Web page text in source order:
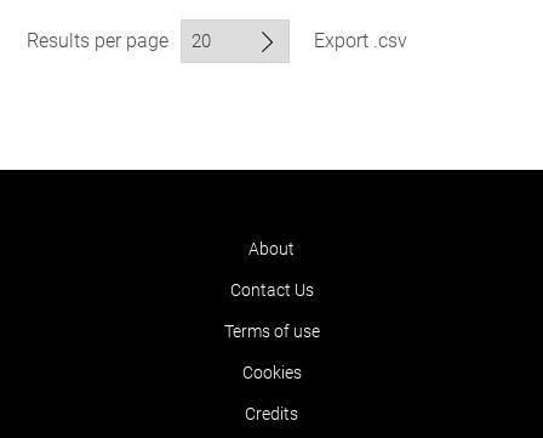
Results per page Export .csv
About
Contact Us
Terms of use
Cookies
Credits